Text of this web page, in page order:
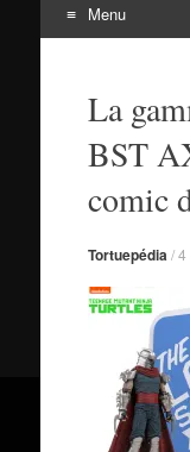
Menu
contenuLa
BST
comic
Tortuepédia /4